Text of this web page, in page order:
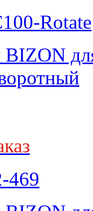
Rotate
BIZON
469